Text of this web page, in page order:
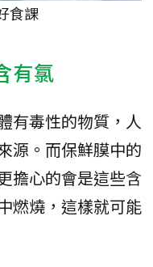
食課
有氯
有毒性的物質，人
源。而保鮮膜中的
擔心的會是這些含
燃燒，這樣就可能